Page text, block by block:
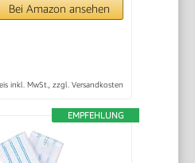
Bei Amazon ansehen
inkl. MwSt., zzgl. Versandkosten
EMPFEHLUNG